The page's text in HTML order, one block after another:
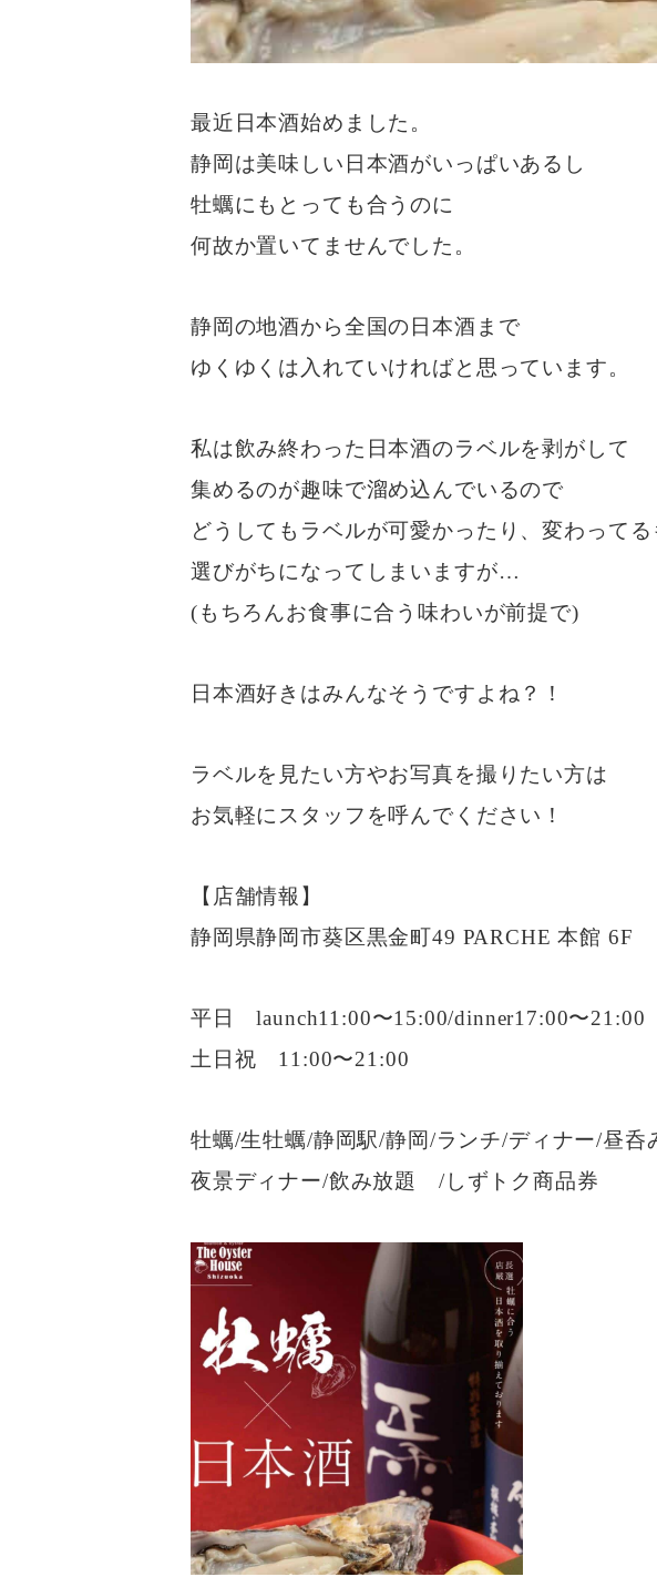
最近日本酒始めました。
静岡は美味しい日本酒がいっぱいあるし
牡蠣にもとっても合うのに
何故か置いてませんでした。
静岡の地酒から全国の日本酒まで
ゆくゆくは入れていければと思っています。
私は飲み終わった日本酒のラベルを剥がして
集めるのが趣味で溜め込んでいるので
どうしてもラベルが可愛かったり、変わってる
選びがちになってしまいますが…
(もちろんお食事に合う味わいが前提で)
日本酒好きはみんなそうですよね？！
ラベルを見たい方やお写真を撮りたい方は
お気軽にスタッフを呼んでください！
【店舗情報】
静岡県静岡市葵区黒金町49 PARCHE 本館 6F
平日 launch11:00〜15:00/dinner17:00〜21:00
土日祝 11:00〜21:00
牡蠣/生牡蠣/静岡駅/静岡/ランチ/ディナー/昼
夜景ディナー/飲み放題 /しずトク商品券